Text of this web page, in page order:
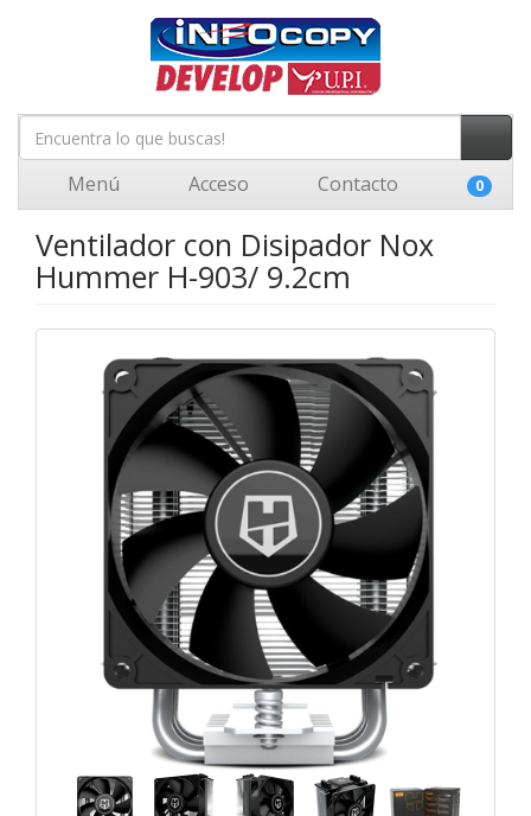
Menú Acceso Contacto 0
Ventilador con Disipador Nox
Hummer H-903/ 9.2cm